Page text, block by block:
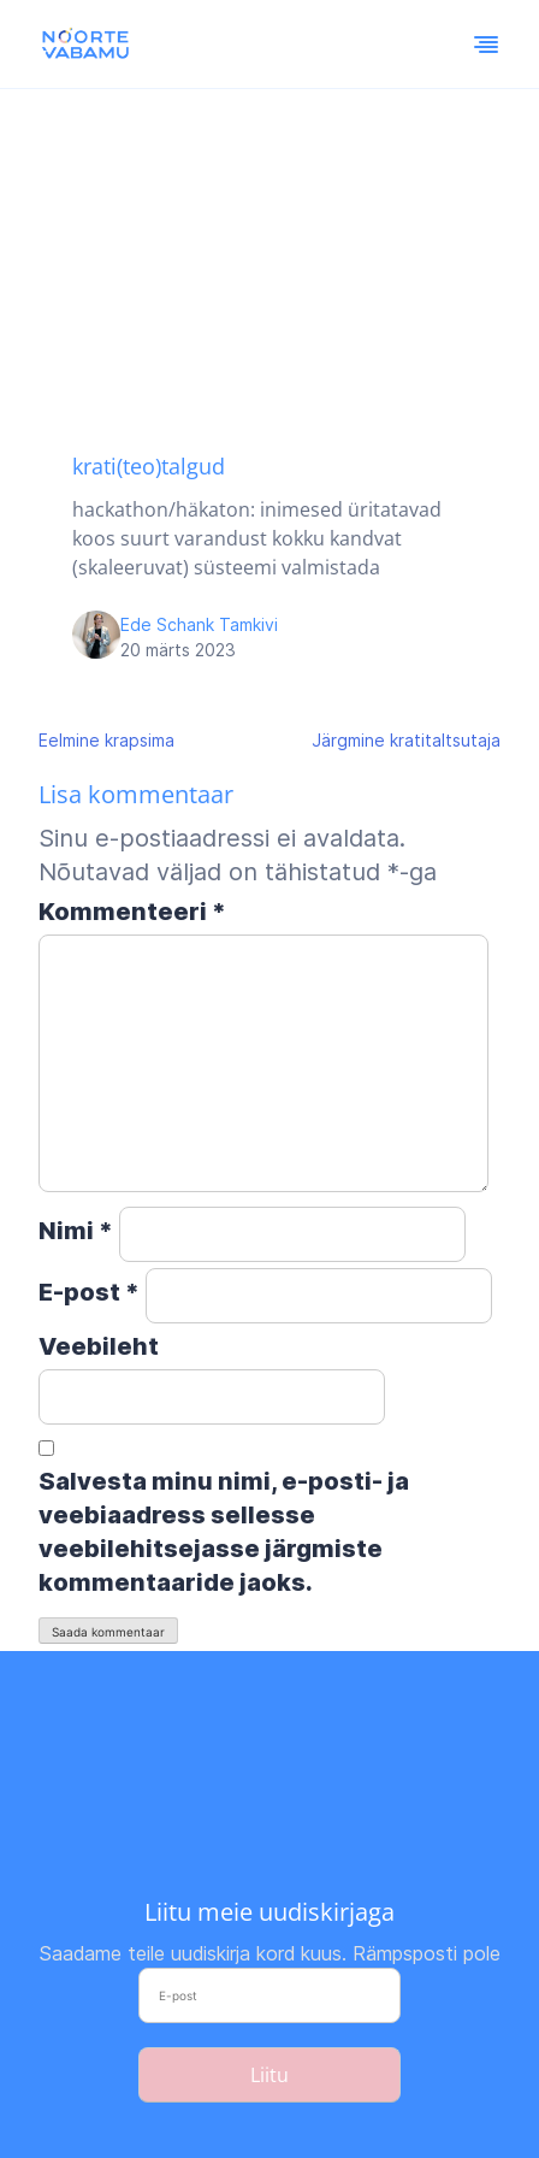
krati(teo)talgud
hackathon/häkaton: inimesed üritatavad
koos suurt varandust kokku kandvat
(skaleeruvat) süsteemi valmistada
Ede Schank Tamkivi
20 märts 2023
Navigeerimine
Eelmine krapsima Järgmine kratitaltsutaja
Lisa kommentaar
Sinu e-postiaadressi ei avaldata.
Nõutavad väljad on tähistatud *-ga
Kommenteeri *
Nimi *
E-post *
Veebileht
Salvesta minu nimi, e-posti- ja
veebiaadress sellesse
veebilehitsejasse järgmiste
kommentaaride jaoks.
Liitu meie uudiskirjaga
Saadame teile uudiskirja kord kuus. Rämpsposti pole
Liitu